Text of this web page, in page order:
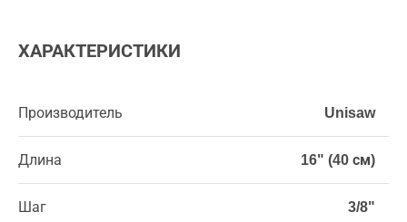
ХАРАКТЕРИСТИКИ
Производитель Unisaw
Длина 16" (40 см)
Шаг 3/8"